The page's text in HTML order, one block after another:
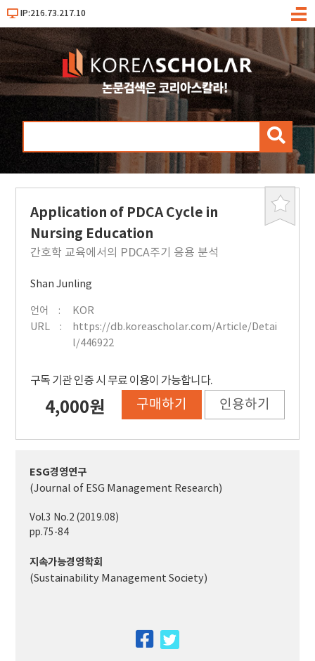
IP:216.73.217.10
메
검
북
Application of PDCA Cycle in
Nursing Education
간호학 교육에서의 PDCA주기 응용 분석
Shan Junling
언어
KOR
URL
https://db.koreascholar.com/Article/Detai
l/446922
구독 기관 인증 시 무료 이용이 가능합니다.
4,000원 구매하기 인용하기
ESG경영연구
(Journal of ESG Management Research)
Vol.3 No.2 (2019.08)
pp.75-84
지속가능경영학회
(Sustainability Management Society)
facebook